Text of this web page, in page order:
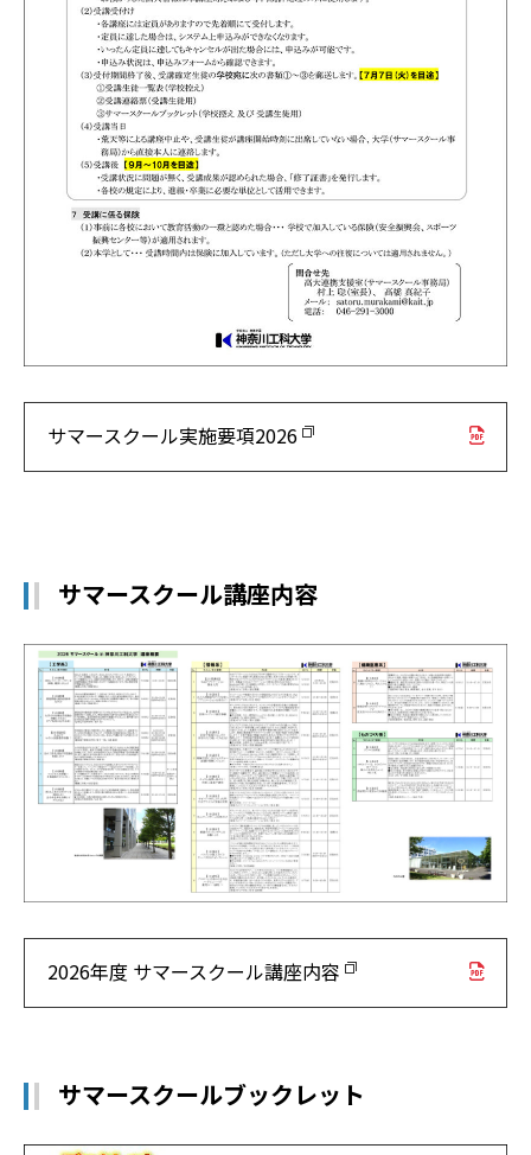
サマースクール実施要項2026
サマースクール講座内容
2026年度 サマースクール講座内容
サマースクールブックレット